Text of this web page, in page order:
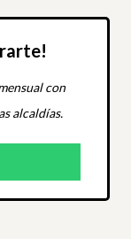
con
alcaldías.